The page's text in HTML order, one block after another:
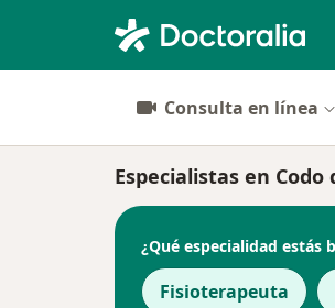
Consulta en línea
Especialistas en
¿Qué especialidad estás
Fisioterapeuta